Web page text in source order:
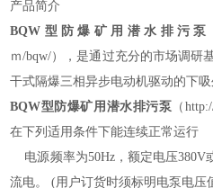
产品简介
BQW型防爆矿用潜水排污泵
ｍ/bqw/）
，是通过充分的市场调研
干式隔爆三相异步电动机驱动的下
BQW型防爆矿用潜水排污泵 （
在下列适用条件下能连续正常运行
电源频率为50Hz，额定电压380V
流电。 (用户订货时须标明电泵电压